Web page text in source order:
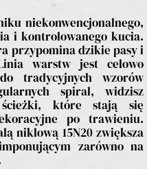
niekonwencjonalnego,
i kontrolowanego kucia.
przypomina dzikie pasy i
warstw jest celowo
tradycyjnych wzorów
spiral, widzisz
ścieżki, które stają się
po trawieniu.
niklową 15N20 zwiększa
zarówno na